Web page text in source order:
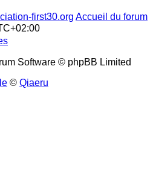
first30.org Accueil du forum
Software © phpBB Limited
© Qiaeru